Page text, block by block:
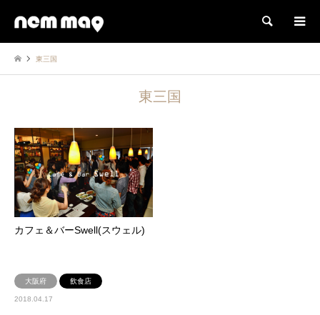
検索
東三国
東三国
カフェ＆バーSwell(スウェル)
大阪府 飲食店
2018.04.17